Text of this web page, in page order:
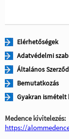
Elérhetőségek
Adatvédelmi
Általános
Bemutatkozás
Gyakran ismételt
Medence kivitelezés:
https://